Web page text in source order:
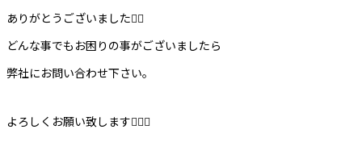
ありがとうございました🙇‍♀️
どんな事でもお困りの事がございましたら
弊社にお問い合わせ下さい。
よろしくお願い致します🙇‍♀️✨